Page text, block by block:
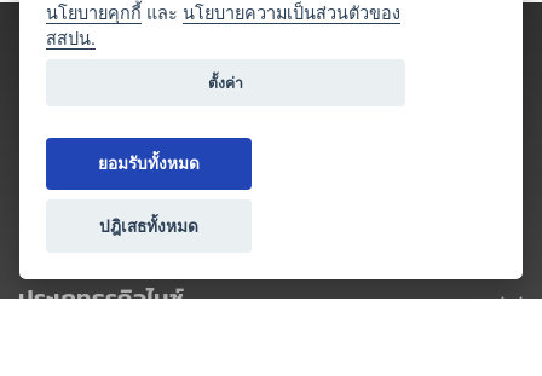
ประเภทธุรกิจไมซ์
นโยบายคุกกี้ และนโยบายความเป็นส่วนตัวของ
สสปน.
ตั้งค่า
ยอมรับทั้งหมด
ปฎิเสธทั้งหมด